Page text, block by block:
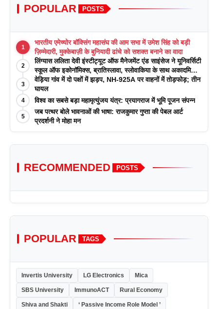
POPULAR POSTS
1
भारतीय एमेच्योर बॉक्सिंग महासंघ की आम सभा में उमेश सिंह को बड़ी
ज़िम्मेदारी, मुक्केबाज़ी के बुनियादी ढांचे को सशक्त बनाने का वादा
2
लिंग्यास ललिता देवी इंस्टीट्यूट ऑफ मैनेजमेंट एंड साइंसेज ने यूनिवर्सिटी
स्कूल ऑफ इकोनॉमिक्स, ब्रातिस्लावा, स्लोवाकिया के साथ अकादमिक
पत्रिकाओं में प्रकाशन रणनीतियों पर एक दिवसीय कार्यशाला का
आयोजन किया
3
वेड़िया गांव में दो पक्षों में झड़प, NH-925A पर वाहनों में तोड़फोड़; तीन
घायल
4 विश्व का सबसे बड़ा महामृत्युंजय यंत्र: प्रयागराज में भूमि पूजन संपन्न
5
जब पत्थर बोले भावनाओं की भाषा: राजकुमार गुप्ता की पेबल आर्ट
प्रदर्शनी ने मोहा मन
RECOMMENDED POSTS
POPULAR TAGS
Invertis University LG Electronics Mica
SBS University ImmunoACT Rural Economy
Shiva and Shakti ‘ Passive Income Role Model ’